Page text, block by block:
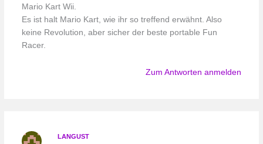
Mario Kart Wii.
Es ist halt Mario Kart, wie ihr so treffend erwähnt. Also
keine Revolution, aber sicher der beste portable Fun
Racer.
Zum Antworten anmelden
LANGUST